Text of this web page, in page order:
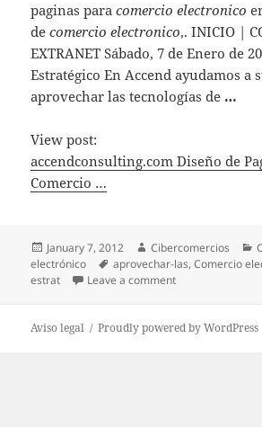
paginas paracomercio electronico
decomercio electronico,. INICIO |
EXTRANET Sábado, 7 de Enero de
Estratégico En Accend ayudamos a
aprovechar las tecnologías de …
View post:
accendconsulting.com Diseño de
Comercio …
Posted
on
January 7, 2012 Author
Cibercomercios
electrónico
Tags
aprovechar-las,Comercio
estrat
Leave a comment
Aviso legal Proudly powered by WordPress